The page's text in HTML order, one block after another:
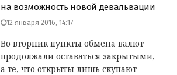
на возможность новой девальвации
12 января 2016, 14:17
Во вторник пункты обмена валют
продолжали оставаться закрытыми,
а те, что открыты лишь скупают